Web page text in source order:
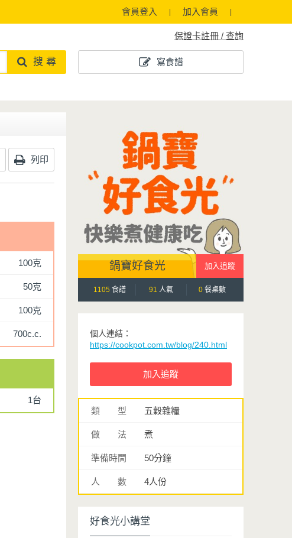
會員登入 加入會員
保證卡註冊 / 查詢
寫食譜
搜 尋
列印
100克
50克
100克
700c.c.
1台
鍋寶好食光
1105 食譜 91 人氣 0 餐桌數
個人連結：
https://cookpot.com.tw/blog/240.html
類 型 五穀雜糧
做 法 煮
準備時間 50分鐘
人 數 4人份
好食光小講堂